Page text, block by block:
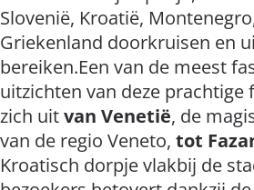
Slovenië, Kroatië,
Griekenland doorkruisen en
bereiken.Een van de meest
uitzichten van deze
zich uitvan Venetië, de
van de regio Veneto, tot
Kroatisch dorpje vlakbij de